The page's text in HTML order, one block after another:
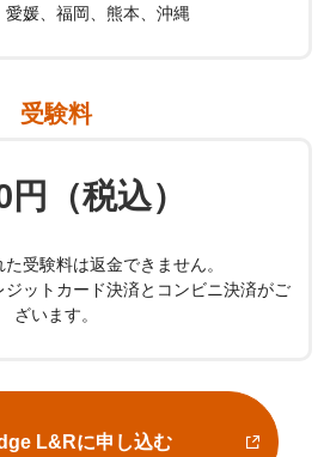
愛媛、福岡、熊本、沖縄
受験料
（税込）
受験料は返金できません。
ットカード決済とコンビニ決済がご
ざいます。
L&Rに申し込む